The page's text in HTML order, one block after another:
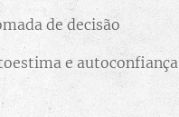
de decisão
e autoconfiança